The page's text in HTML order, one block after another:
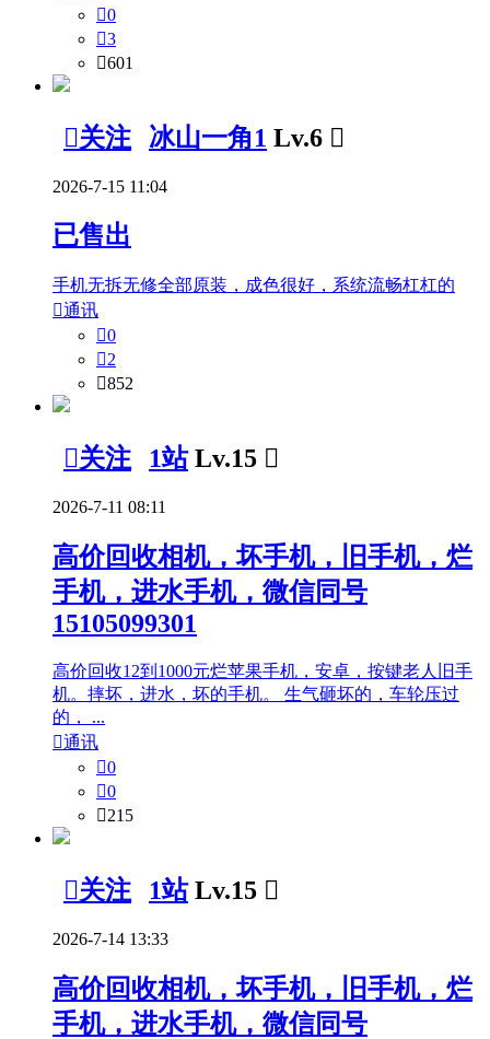
0
3
601
关注 冰山一角1 Lv.6 
2026-7-15 11:04
已售出
手机无拆无修全部原装，成色很好，系统流畅杠杠的
通讯
0
2
852
关注 1站 Lv.15 
2026-7-11 08:11
高价回收相机，坏手机，旧手机，烂
手机，进水手机，微信同号
15105099301
高价回收12到1000元烂苹果手机，安卓，按键老人旧手
机。摔坏，进水，坏的手机。 生气砸坏的，车轮压过
的， ...
通讯
0
0
215
关注 1站 Lv.15 
2026-7-14 13:33
高价回收相机，坏手机，旧手机，烂
手机，进水手机，微信同号